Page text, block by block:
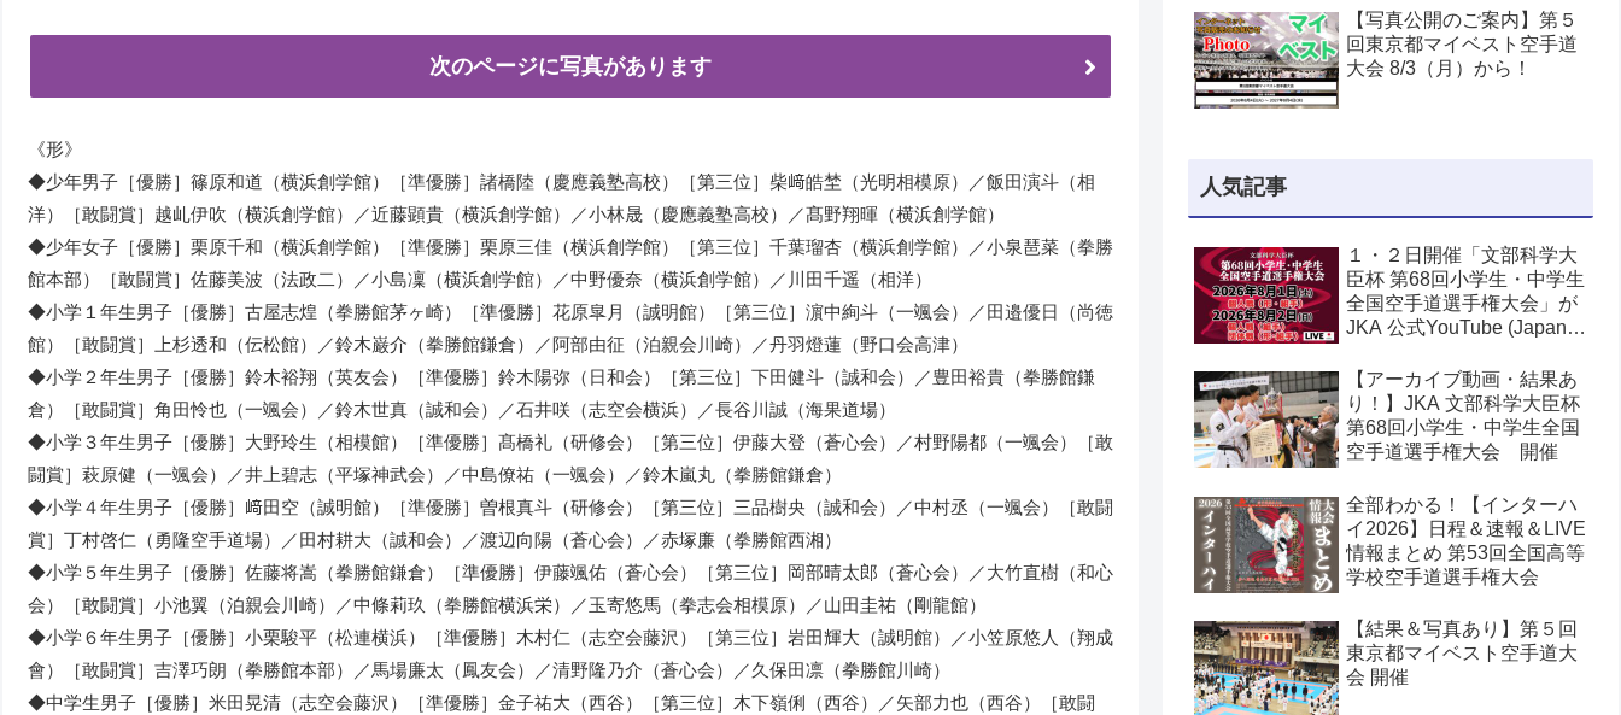
次のページに写真があります
《形》
◆少年男子［優勝］篠原和道（横浜創学館）［準優勝］諸橋陸（慶應義塾高校）［第三位］柴﨑皓埜（光明相模原）／飯田演斗（相
洋）［敢闘賞］越乢伊吹（横浜創学館）／近藤顕貴（横浜創学館）／小林晟（慶應義塾高校）／髙野翔暉（横浜創学館）
◆少年女子［優勝］栗原千和（横浜創学館）［準優勝］栗原三佳（横浜創学館）［第三位］千葉瑠杏（横浜創学館）／小泉琶菜（拳勝
館本部）［敢闘賞］佐藤美波（法政二）／小島凜（横浜創学館）／中野優奈（横浜創学館）／川田千遥（相洋）
◆小学１年生男子［優勝］古屋志煌（拳勝館茅ヶ崎）［準優勝］花原皐月（誠明館）［第三位］濵中絢斗（一颯会）／田邉優日（尚徳
館）［敢闘賞］上杉透和（伝松館）／鈴木巌介（拳勝館鎌倉）／阿部由征（泊親会川崎）／丹羽燈蓮（野口会高津）
◆小学２年生男子［優勝］鈴木裕翔（英友会）［準優勝］鈴木陽弥（日和会）［第三位］下田健斗（誠和会）／豊田裕貴（拳勝館鎌
倉）［敢闘賞］角田怜也（一颯会）／鈴木世真（誠和会）／石井咲（志空会横浜）／長谷川誠（海果道場）
◆小学３年生男子［優勝］大野玲生（相模館）［準優勝］髙橋礼（研修会）［第三位］伊藤大登（蒼心会）／村野陽都（一颯会）［敢
闘賞］萩原健（一颯会）／井上碧志（平塚神武会）／中島僚祐（一颯会）／鈴木嵐丸（拳勝館鎌倉）
◆小学４年生男子［優勝］﨑田空（誠明館）［準優勝］曽根真斗（研修会）［第三位］三品樹央（誠和会）／中村丞（一颯会）［敢闘
賞］丁村啓仁（勇隆空手道場）／田村耕大（誠和会）／渡辺向陽（蒼心会）／赤塚廉（拳勝館西湘）
◆小学５年生男子［優勝］佐藤将嵩（拳勝館鎌倉）［準優勝］伊藤颯佑（蒼心会）［第三位］岡部晴太郎（蒼心会）／大竹直樹（和心
会）［敢闘賞］小池翼（泊親会川崎）／中條莉玖（拳勝館横浜栄）／玉寄悠馬（拳志会相模原）／山田圭祐（剛龍館）
◆小学６年生男子［優勝］小栗駿平（松連横浜）［準優勝］木村仁（志空会藤沢）［第三位］岩田輝大（誠明館）／小笠原悠人（翔成
會）［敢闘賞］吉澤巧朗（拳勝館本部）／馬場廉太（鳳友会）／清野隆乃介（蒼心会）／久保田凛（拳勝館川崎）
◆中学生男子［優勝］米田晃清（志空会藤沢）［準優勝］金子祐大（西谷）［第三位］木下嶺俐（西谷）／矢部力也（西谷）［敢闘
【写真公開のご案内】第５
回東京都マイベスト空手道
大会 8/3（月）から！
人気記事
１・２日開催「文部科学大
臣杯 第68回小学生・中学生
全国空手道選手権大会」が
JKA 公式YouTube (Japan
団法人日本空手協会) でラ
イブ配信されます！
【アーカイブ動画・結果あ
り！】JKA 文部科学大臣杯
第68回小学生・中学生全国
空手道選手権大会 開催
全部わかる！【インターハ
イ2026】日程＆速報＆LIVE
情報まとめ 第53回全国高等
学校空手道選手権大会
【結果＆写真あり】第５回
東京都マイベスト空手道大
会 開催